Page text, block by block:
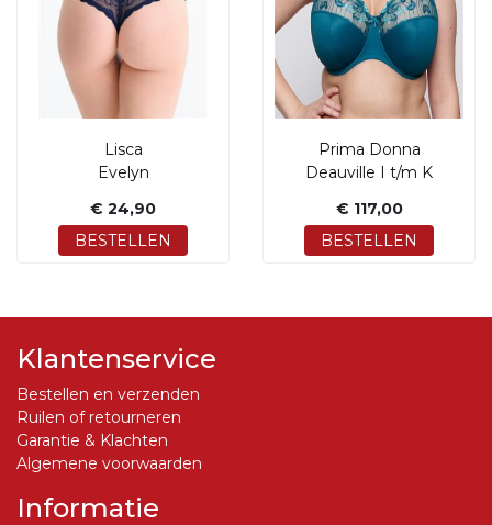
Lisca
Evelyn
€ 24,90
BESTELLEN
Prima Donna
Deauville I t/m K
€ 117,00
BESTELLEN
Klantenservice
Bestellen en verzenden
Ruilen of retourneren
Garantie & Klachten
Algemene voorwaarden
Informatie